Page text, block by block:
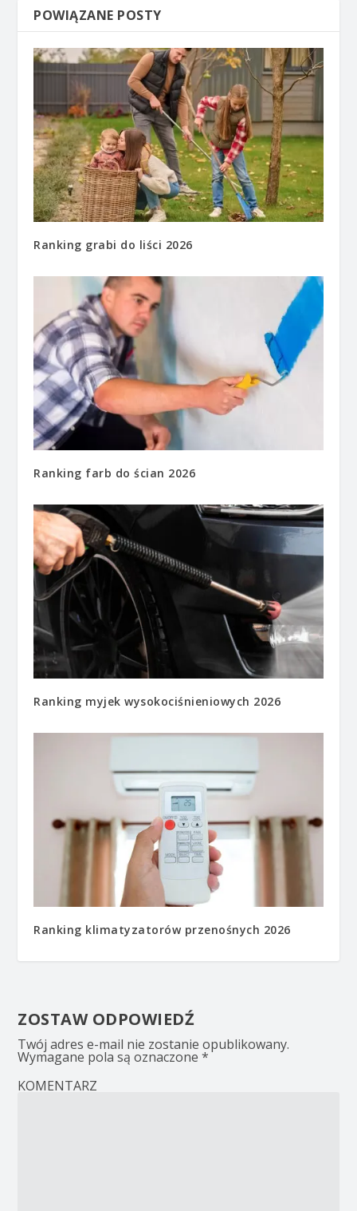
POWIĄZANE POSTY
Ranking grabi do liści 2026
Ranking farb do ścian 2026
Ranking myjek wysokociśnieniowych 2026
Ranking klimatyzatorów przenośnych 2026
ZOSTAW ODPOWIEDŹ
Twój adres e-mail nie zostanie opublikowany.
Wymagane pola są oznaczone*
KOMENTARZ